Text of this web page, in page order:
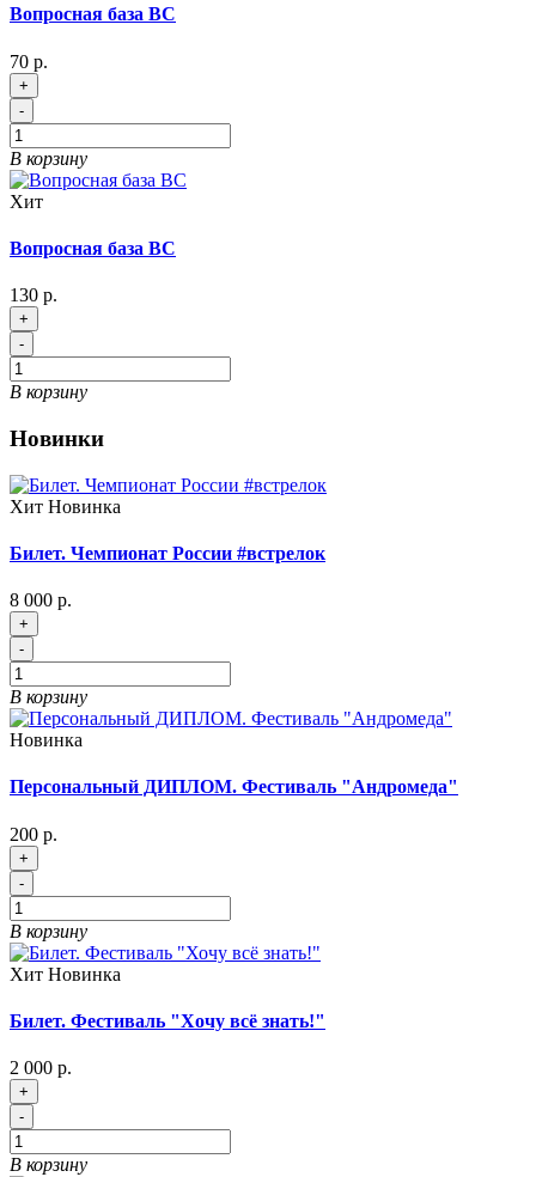
Вопросная база ВС
70 р.
+
-
В корзину
Хит
Вопросная база ВС
130 р.
+
-
В корзину
Новинки
Хит Новинка
Билет. Чемпионат России #встрелок
8 000 р.
+
-
В корзину
Новинка
Персональный ДИПЛОМ. Фестиваль "Андромеда"
200 р.
+
-
В корзину
Хит Новинка
Билет. Фестиваль "Хочу всё знать!"
2 000 р.
+
-
В корзину